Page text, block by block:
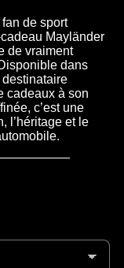
de sport
Mayländer
de vraiment
dans
cadeaux à son
c’est une
l’héritage et le